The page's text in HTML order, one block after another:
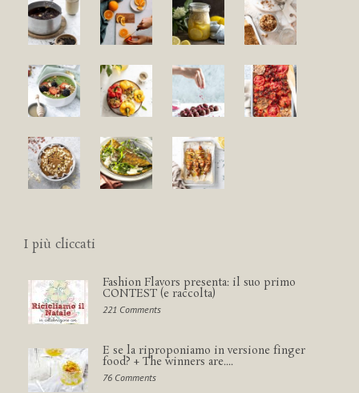
I più cliccati
Fashion Flavors presenta: il suo primo
CONTEST (e raccolta)
221 Comments
E se la riproponiamo in versione finger
food? + The winners are....
76 Comments